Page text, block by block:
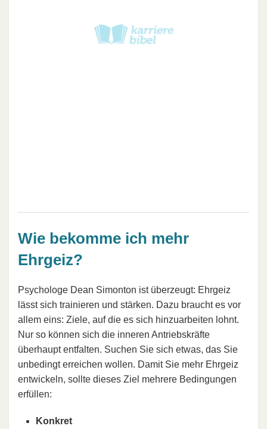
Wie bekomme ich mehr
Ehrgeiz?
Psychologe Dean Simonton ist überzeugt: Ehrgeiz
lässt sich trainieren und stärken. Dazu braucht es vor
allem eins: Ziele, auf die es sich hinzuarbeiten lohnt.
Nur so können sich die inneren Antriebskräfte
überhaupt entfalten. Suchen Sie sich etwas, das Sie
unbedingt erreichen wollen. Damit Sie mehr Ehrgeiz
entwickeln, sollte dieses Ziel mehrere Bedingungen
erfüllen:
Konkret